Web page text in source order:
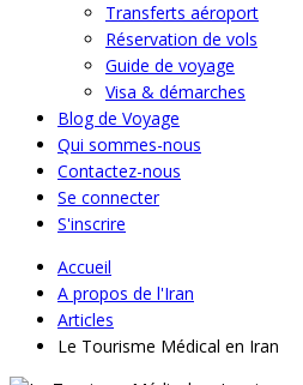
Transferts aéroport
Réservation de vols
Guide de voyage
Visa & démarches
Blog de Voyage
Qui sommes-nous
Contactez-nous
Se connecter
S'inscrire
Accueil
A propos de l'Iran
Articles
Le Tourisme Médical en Iran